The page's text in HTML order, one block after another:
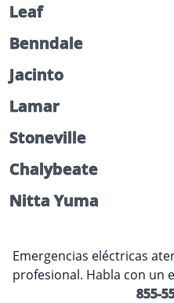
Leaf
Benndale
Jacinto
Lamar
Stoneville
Chalybeate
Nitta Yuma
Emergencias eléctricas
profesional. Habla con un
855-